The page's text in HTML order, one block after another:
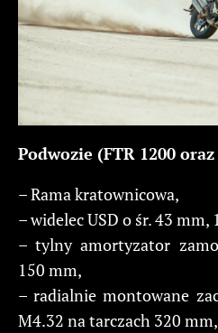
Podwozie (FTR 1200 oraz
– Rama kratownicowa,
– widelec USD o śr. 43 mm,
– tylny amortyzator
150 mm,
– radialnie montowane
M4.32 na tarczach 320 mm,